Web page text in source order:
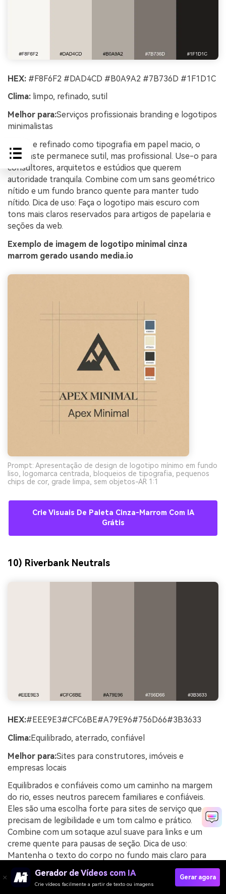
HEX: #F8F6F2 #DAD4CD #B0A9A2 #7B736D #1F1D1C
Clima: limpo, refinado, sutil
Melhor para:Serviços profissionais branding e logotipos
minimalistas
Limpo e refinado como tipografia em papel macio, o
contraste permanece sutil, mas profissional. Use-o para
consultores, arquitetos e estúdios que querem
autoridade tranquila. Combine com um sans geométrico
nítido e um fundo branco quente para manter tudo
nítido. Dica de uso: Faça o logotipo mais escuro com
tons mais claros reservados para artigos de papelaria e
seções da web.
Exemplo de imagem de logotipo minimal cinza
marrom gerado usando media.io
Prompt: Apresentação de design de logotipo mínimo em fundo
liso, logomarca centrada, bloqueios de tipografia, pequenos
chips de cor, grade limpa, sem objetos-AR 1:1
Crie Visuais De Paleta Cinza-Marrom Com IA
Grátis
10) Riverbank Neutrals
HEX:#EEE9E3#CFC6BE#A79E96#756D66#3B3633
Clima:Equilibrado, aterrado, confiável
Melhor para:Sites para construtores, imóveis e
empresas locais
Equilibrados e confiáveis como um caminho na margem
do rio, esses neutros parecem familiares e confiáveis.
Eles são uma escolha forte para sites de serviço que
precisam de legibilidade e um tom calmo e prático.
Combine com um sotaque azul suave para links e um
creme quente para pausas de seção. Dica de uso:
Mantenha o texto do corpo no fundo mais claro para
manter o contraste em páginas longas.
Exemplo de imagem de neutros de margem do rio
Gerador de Vídeos com IA
Crie vídeos facilmente a partir de texto ou imagens
Gerar agora